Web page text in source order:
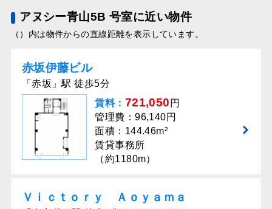
アヌシー青山5B 号室に近い物件
（）内は物件からの直線距離を表示しています。
赤坂伊藤ビル
「赤坂」駅 徒歩5分
賃料： 721,050 円
管理費：96,140円
面積：144.46m²
賃貸事務所
（約1180m）
Ｖｉｃｔｏｒｙ Ａｏｙａｍａ